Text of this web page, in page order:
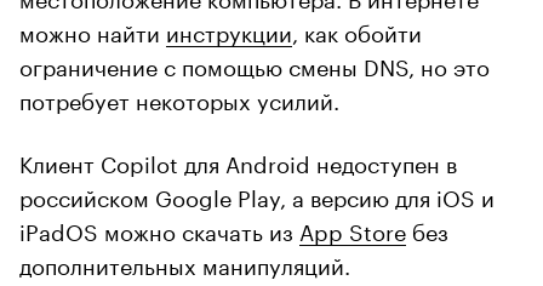
можно найти инструкции , как обойти
ограничение с помощью смены DNS, но это
потребует некоторых усилий.
Клиент Copilot для Android недоступен в
российском Google Play, а версию для iOS и
iPadOS можно скачать из App Store без
дополнительных манипуляций.